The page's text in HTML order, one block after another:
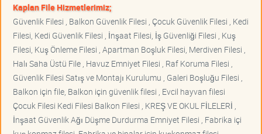
Kaplan File Hizmetlerimiz;
Güvenlik Filesi , Balkon Güvenlik Filesi , Çocuk Güvenlik Filesi , Kedi
Filesi, Kedi Güvenlik Filesi , İnşaat Filesi, İş Güvenliği Filesi , Kuş
Filesi, Kuş Önleme Filesi , Apartman Boşluk Filesi, Merdiven Filesi ,
Halı Saha Üstü File , Havuz Emniyet Filesi , Raf Koruma Filesi ,
Güvenlik Filesi Satış ve Montajı Kurulumu , Galeri Boşluğu Filesi ,
Balkon için file, Balkon için güvenlik filesi , Evcil hayvan filesi
Çocuk Filesi Kedi Filesi Balkon Filesi , KREŞ VE OKUL FİLELERİ ,
İnşaat Güvenlik Ağı Düşme Durdurma Emniyet Filesi , Fabrika içi